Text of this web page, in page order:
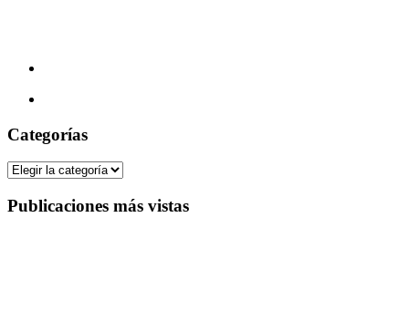
Categorías
Categorías
Publicaciones más vistas